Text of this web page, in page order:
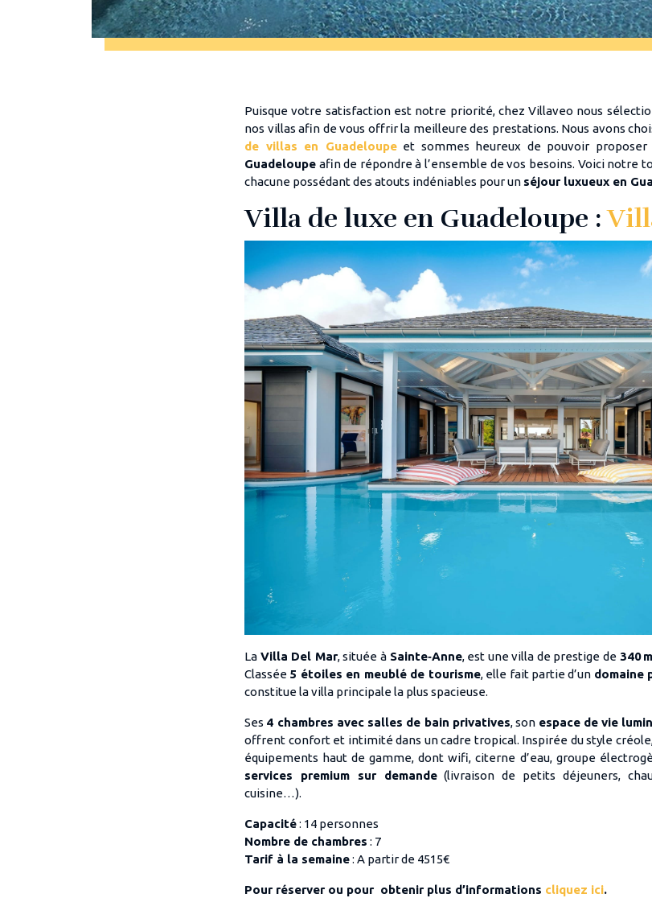
Puisque votre satisfaction est notre priorité, chez Villaveo nous
nos villas afin de vous offrir la meilleure des prestations. Nous avons
de villas en Guadeloupeet sommes heureux de pouvoir
Guadeloupe afin de répondre à l’ensemble de vos besoins. Voici notre
chacune possédant des atouts indéniables pour un séjour luxueux en
Villa de luxe en Guadeloupe :
La Villa Del Mar, située à Sainte‑Anne, est une villa de prestige de 340
Classée 5 étoiles en meublé de tourisme, elle fait partie d’un domaine
constitue la villa principale la plus spacieuse.
Ses 4 chambres avec salles de bain privatives, son espace de vie
offrent confort et intimité dans un cadre tropical. Inspirée du style
équipements haut de gamme, dont wifi, citerne d’eau, groupe
services premium sur demande(livraison de petits déjeuners,
cuisine…).
Capacité: 14 personnes
Nombre de chambres : 7
Tarif à la semaine: A partir de 4515€
Pour réserver ou pour obtenir plus d’informations cliquez ici.